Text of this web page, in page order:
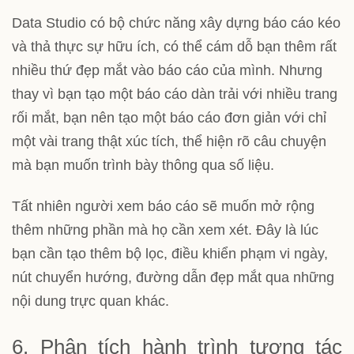
Data Studio có bộ chức năng xây dựng báo cáo kéo
và thả thực sự hữu ích, có thể cám dỗ bạn thêm rất
nhiều thứ đẹp mắt vào báo cáo của mình. Nhưng
thay vì bạn tạo một báo cáo dàn trải với nhiều trang
rối mắt, bạn nên tạo một báo cáo đơn giản với chỉ
một vài trang thật xúc tích, thể hiện rõ câu chuyện
mà bạn muốn trình bày thông qua số liệu.
Tất nhiên người xem báo cáo sẽ muốn mở rộng
thêm những phần mà họ cần xem xét. Đây là lúc
bạn cần tạo thêm bộ lọc, điều khiển phạm vi ngày,
nút chuyển hướng, đường dẫn đẹp mắt qua những
nội dung trực quan khác.
6. Phân tích hành trình tương tác